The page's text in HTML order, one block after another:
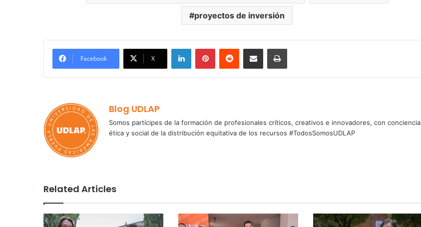
proyectos de inversión
Facebook X
LinkedInPinterestReddit Share via Email Print
Blog UDLAP
Somos partícipes de la formación de profesionales críticos, creativos e innovadores, con conciencia
ética y social de la distribución equitativa de los recursos #TodosSomosUDLAP
Related Articles